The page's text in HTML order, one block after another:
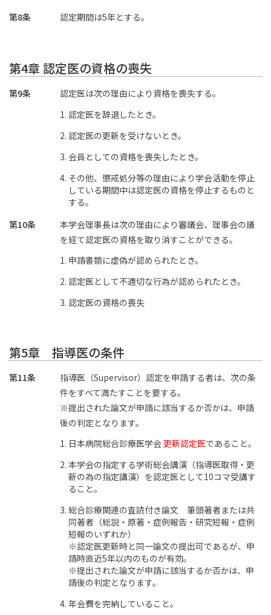
第8条
認定期間は5年とする。
第4章 認定医の資格の喪失
第9条
認定医は次の理由により資格を喪失する。
認定医を辞退したとき。
認定医の更新を受けないとき。
会員としての資格を喪失したとき。
その他、懲戒処分等の理由により学会活動を停止
している期間中は認定医の資格を停止するものと
する。
第10条
本学会理事長は次の理由により審議会、理事会の議
を経て認定医の資格を取り消すことができる。
申請書類に虚偽が認められたとき。
認定医として不適切な行為が認められたとき。
認定医の資格の喪失
第5章 指導医の条件
第11条
指導医（Supervisor）認定を申請する者は、次の条
件をすべて満たすことを要する。
※提出された論文が申請に該当するか否かは、申請
後の判定となります。
日本病院総合診療医学会更新認定医であること。
本学会の指定する学術総会講演（指導医取得・更
新の為の指定講演）を認定医として10コマ受講す
ること。
総合診療関連の査読付き論文 筆頭著者または共
同著者（総説・原著・症例報告・研究短報・症例
短報のいずれか）
※認定医更新時と同一論文の提出可であるが、申
請時直近5年以内のものが有効。
※提出された論文が申請に該当するか否かは、申
請後の判定となります。
年会費を完納していること。